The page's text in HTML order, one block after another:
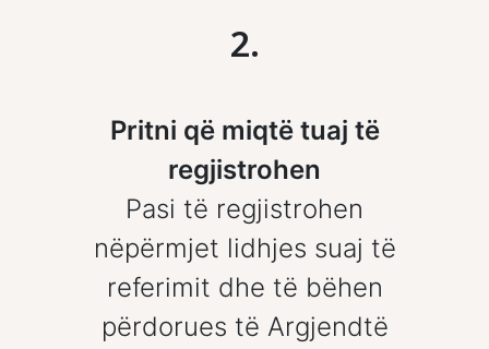
2.
Pritni që miqtë tuaj të
regjistrohen
Pasi të regjistrohen
nëpërmjet lidhjes suaj të
referimit dhe të bëhen
përdorues të Argjendtë